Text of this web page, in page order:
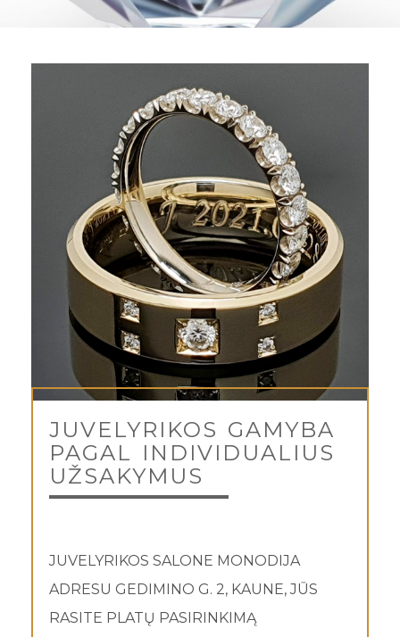
JUVELYRIKOS GAMYBA
PAGAL INDIVIDUALIUS
UŽSAKYMUS
JUVELYRIKOS SALONE MONODIJA
ADRESU GEDIMINO G. 2, KAUNE, JŪS
RASITE PLATŲ PASIRINKIMĄ